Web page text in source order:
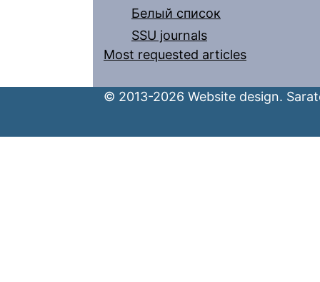
Белый список
SSU journals
Most requested articles
© 2013-2026 Website design.